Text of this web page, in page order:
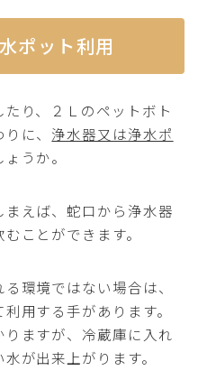
ット利用
り、２Ｌのペットボト
に、 浄水器又は浄水ポ
うか。
えば、蛇口から浄水器
ことができます。
環境ではない場合は、
用する手があります。
ますが、冷蔵庫に入れ
が出来上がります。